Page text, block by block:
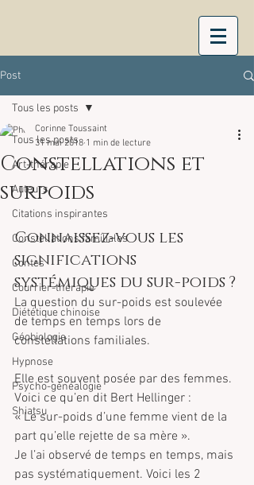
Post
Tous les posts
Art-thérapie
Auteurs
Citations inspirantes
Constellations familiales
Contes
Courrier-thérapie
Diététique chinoise
Géobiologie
Hypnose
Psycho-généalogie
Shiatsu
Tous les posts
Constellations et
surpoids
Corinne Toussaint
31 mai 2018 1 min de lecture
Connaissez-vous les
significations
systémiques du sur-poids ?
La question du sur-poids est soulevée
de temps en temps lors de
constellations familiales.
Elle est souvent posée par des femmes.
Voici ce qu’en dit Bert Hellinger :
« Le sur-poids d’une femme vient de la
part qu’elle rejette de sa mère ».
Je l’ai observé de temps en temps, mais
pas systématiquement. Voici les 2